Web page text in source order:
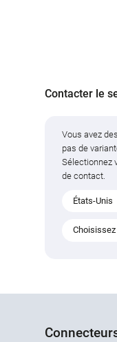
Contacter le
Vous avez
pas de
Sélectionnez
de contact.
États-Unis